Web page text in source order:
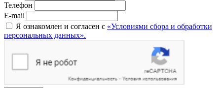
Телефон
E-mail
Я ознакомлен и согласен с «Условиями сбора и обработки
персональных данных».